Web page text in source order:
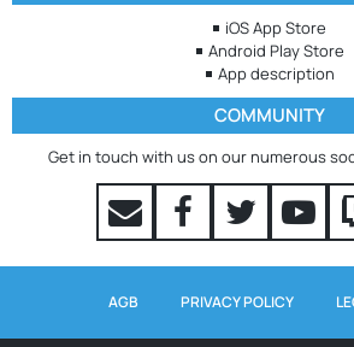
iOS App Store
Android Play Store
App description
COMMUNITY
Get in touch with us on our numerous
AGB PRIVACY POLICY